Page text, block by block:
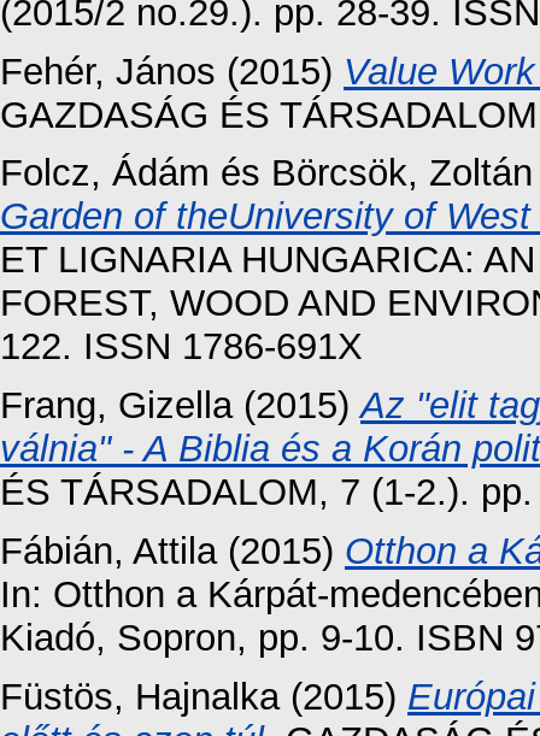
(2015/2 no.29.). pp. 28-39.
Fehér, János (2015) Value
GAZDASÁG ÉS
Folcz, Ádám és Börcsök, Zoltán
Garden of theUniversity of
ET LIGNARIA HUNGARICA:
FOREST, WOOD AND
122. ISSN 1786-691X
Frang, Gizella(2015)Az "elit
válnia" - A Biblia és a Korán
ÉS TÁRSADALOM, 7 (1-2.).
Fábián, Attila(2015) Otthon a
In: Otthon a Kárpát-
Kiadó, Sopron, pp. 9-10. ISBN
Füstös, Hajnalka(2015)